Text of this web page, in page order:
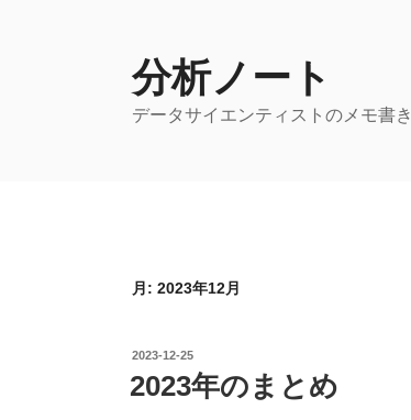
分析ノート
データサイエンティストのメモ書き
月: 2023年12月
投
日:
2023-12-25
2023年のまとめ